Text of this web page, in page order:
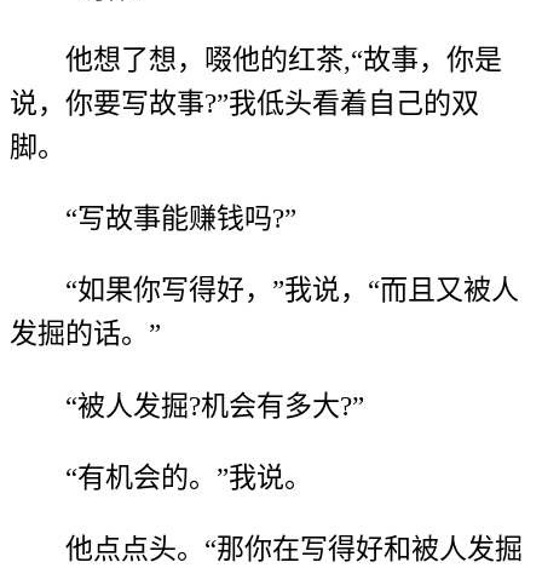
他想了想，啜他的红茶,“故事，你是
说，你要写故事?”我低头看着自己的双
脚。
“写故事能赚钱吗?”
“如果你写得好，”我说，“而且又被人
发掘的话。”
“被人发掘?机会有多大?”
“有机会的。”我说。
他点点头。“那你在写得好和被人发掘